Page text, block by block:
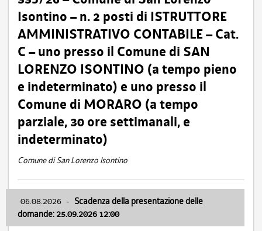
Isontino – n. 2 posti di ISTRUTTORE
AMMINISTRATIVO CONTABILE – Cat.
C – uno presso il Comune di SAN
LORENZO ISONTINO (a tempo pieno
e indeterminato) e uno presso il
Comune di MORARO (a tempo
parziale, 30 ore settimanali, e
indeterminato)
Comune di San Lorenzo Isontino
06.08.2026 - Scadenza della presentazione delle
domande: 25.09.2026 12:00